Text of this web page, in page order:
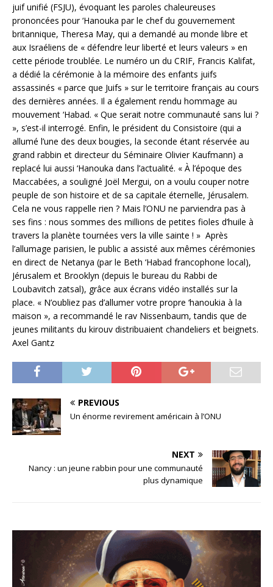
juif unifié (FSJU), évoquant les paroles chaleureuses
prononcées pour ‘Hanouka par le chef du gouvernement
britannique, Theresa May, qui a demandé au monde libre et
aux Israéliens de « défendre leur liberté et leurs valeurs » en
cette période troublée. Le numéro un du CRIF, Francis Kalifat,
a dédié la cérémonie à la mémoire des enfants juifs
assassinés « parce que Juifs » sur le territoire français au cours
des dernières années. Il a également rendu hommage au
mouvement ‘Habad. « Que serait notre communauté sans lui ?
», s’est-il interrogé. Enfin, le président du Consistoire (qui a
allumé l’une des deux bougies, la seconde étant réservée au
grand rabbin et directeur du Séminaire Olivier Kaufmann) a
replacé lui aussi ‘Hanouka dans l’actualité. « À l’époque des
Maccabées, a souligné Joël Mergui, on a voulu couper notre
peuple de son histoire et de sa capitale éternelle, Jérusalem.
Cela ne vous rappelle rien ? Mais l’ONU ne parviendra pas à
ses fins : nous sommes des millions de petites fioles d’huile à
travers la planète tournées vers la ville sainte ! » Après
l’allumage parisien, le public a assisté aux mêmes cérémonies
en direct de Netanya (par le Beth ‘Habad francophone local),
Jérusalem et Brooklyn (depuis le bureau du Rabbi de
Loubavitch zatsal), grâce aux écrans vidéo installés sur la
place. « N’oubliez pas d’allumer votre propre ‘hanoukia à la
maison », a recommandé le rav Nissenbaum, tandis que de
jeunes militants du kirouv distribuaient chandeliers et beignets.
Axel Gantz
PREVIOUS
Un énorme revirement américain à l’ONU
NEXT
Nancy : un jeune rabbin pour une communauté
plus dynamique